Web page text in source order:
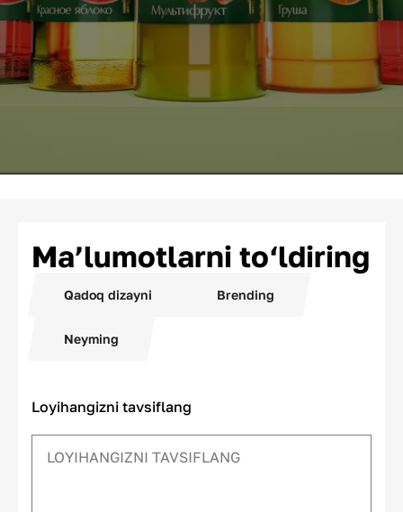
Ma’lumotlarni to‘ldiring
Qadoq dizayni Brending
Neyming
Loyihangizni tavsiflang